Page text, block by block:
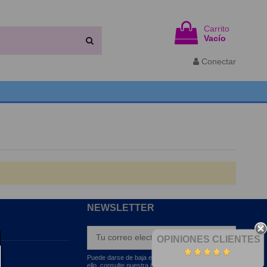
Carrito
Vacío
Conectar
OPINIONES CLIENTES
NEWSLETTER
Puede darse de baja en cualquier momento. Para
ello, consulte nuestra información de contacto en